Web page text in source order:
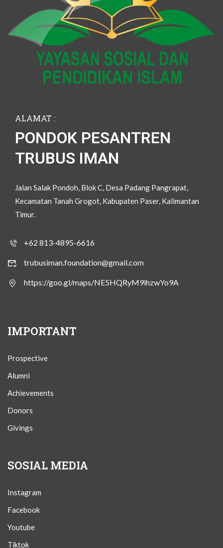
ALAMAT :
PONDOK PESANTREN
TRUBUS IMAN
Jalan Salak Pondoh, Blok C, Desa Padang Pangrapat,
Kecamatan Tanah Grogot, Kabupaten Paser, Kalimantan
Timur.
+62 813-4895-6616
trubusiman.foundation@gmail.com
https://goo.gl/maps/NE5HQRyM9ihzwYo9A
IMPORTANT
Prospective
Alumni
Achievements
Donors
Givings
SOSIAL MEDIA
Instagram
Facebook
Youtube
Tiktok